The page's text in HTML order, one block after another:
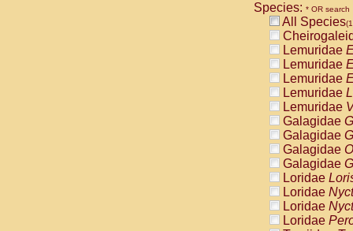
Cebidae
Cebidae
Cebidae
Cebidae
Cebidae
Atelidae
Atelidae
Atelidae
Atelidae
Atelidae
Atelidae
Atelidae
Atelidae
Atelidae
Atelidae
Pitheciidae
Species: * OR search
All Species
Lemuridae
Lemuridae
Lemuridae
Lemuridae
Lemuridae
Galagidae
Galagidae
Galagidae
Galagidae
Loridae
Loridae
Loridae
Loridae